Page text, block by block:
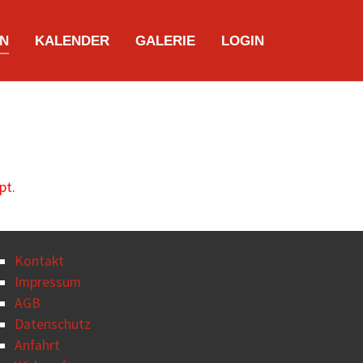
KALENDER GALERIE LOGIN
Kontakt
Impressum
AGB
Datenschutz
Anfahrt